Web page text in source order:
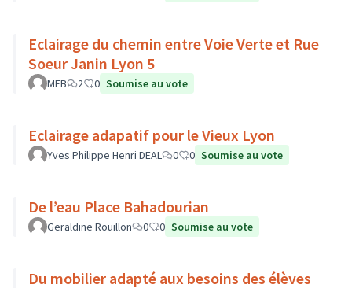
Eclairage du chemin entre Voie Verte et Rue
Soeur Janin Lyon 5
MFB 2 0 Soumise au vote
Eclairage adapatif pour le Vieux Lyon
Yves Philippe Henri DEAL 0 0 Soumise au vote
De l’eau Place Bahadourian
Geraldine Rouillon 0 0 Soumise au vote
Du mobilier adapté aux besoins des élèves